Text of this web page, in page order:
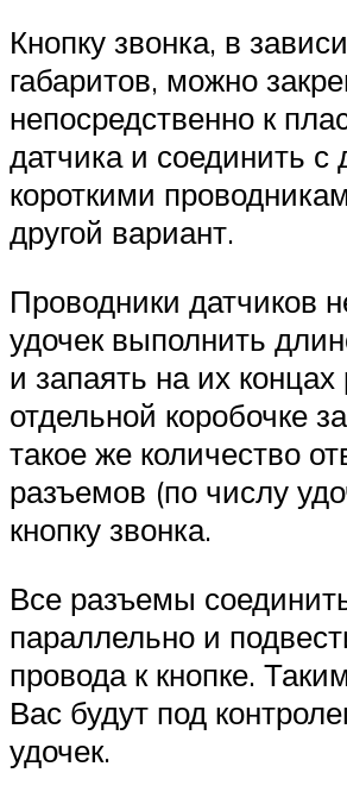
Кнопку звонка, в
габаритов, можно
непосредственно к
датчика и соединить с
короткими
другой вариант.
Проводники датчиков
удочек выполнить
и запаять на их
отдельной коробочке
такое же количество
разъемов (по числу
кнопку звонка.
Все разъемы
параллельно и
провода к кнопке.
Вас будут под
удочек.